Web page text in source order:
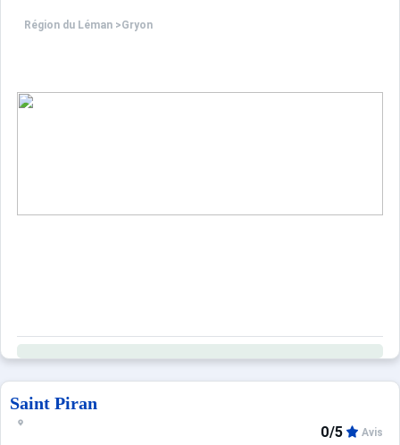
Région du Léman >Gryon
Saint Piran
0/5 Avis